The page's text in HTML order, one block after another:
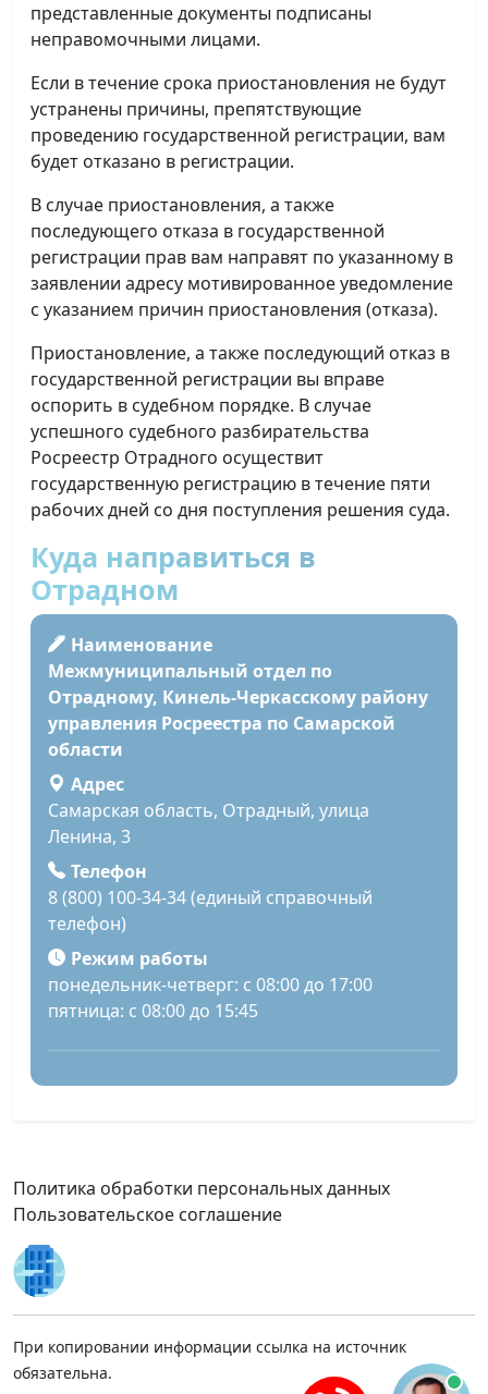
представленные документы подписаны
неправомочными лицами.
Если в течение срока приостановления не будут
устранены причины, препятствующие
проведению государственной регистрации, вам
будет отказано в регистрации.
В случае приостановления, а также
последующего отказа в государственной
регистрации прав вам направят по указанному в
заявлении адресу мотивированное уведомление
с указанием причин приостановления (отказа).
Приостановление, а также последующий отказ в
государственной регистрации вы вправе
оспорить в судебном порядке. В случае
успешного судебного разбирательства
Росреестр Отрадного осуществит
государственную регистрацию в течение пяти
рабочих дней со дня поступления решения суда.
Куда направиться в
Отрадном
Наименование
Межмуниципальный отдел по
Отрадному, Кинель-Черкасскому району
управления Росреестра по Самарской
области
Адрес
Самарская область, Отрадный, улица
Ленина, 3
Телефон
8 (800) 100-34-34 (единый справочный
телефон)
Режим работы
понедельник-четверг: с 08:00 до 17:00
пятница: с 08:00 до 15:45
Политика обработки персональных данных
Пользовательское соглашение
При копировании информации ссылка на источник
обязательна.